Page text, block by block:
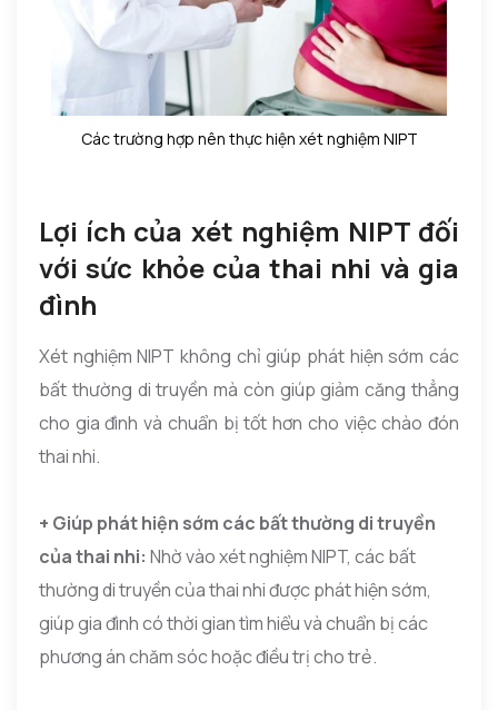
Các trường hợp nên thực hiện xét nghiệm NIPT
Lợi ích của xét nghiệm NIPT đối
với sức khỏe của thai nhi và gia
đình
Xét nghiệm NIPT không chỉ giúp phát hiện sớm các
bất thường di truyền mà còn giúp giảm căng thẳng
cho gia đình và chuẩn bị tốt hơn cho việc chào đón
thai nhi.
+ Giúp phát hiện sớm các bất thường di truyền
của thai nhi: Nhờ vào xét nghiệm NIPT, các bất
thường di truyền của thai nhi được phát hiện sớm,
giúp gia đình có thời gian tìm hiểu và chuẩn bị các
phương án chăm sóc hoặc điều trị cho trẻ.